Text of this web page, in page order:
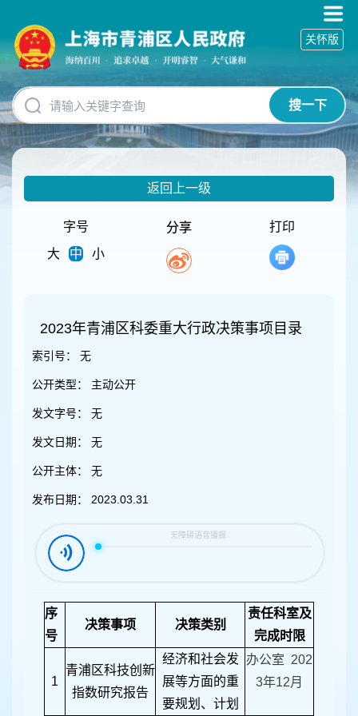
碍
操
明
跳
转
到
网
搜一下
关怀版
返回上一级
字号
大
中 小
分享 打印
2023年青浦区科委重大行政决策事项目录
索引号： 无
公开类型： 主动公开
发文字号： 无
发文日期： 无
公开主体： 无
发布日期： 2023.03.31
序
号
决策事项 决策类别
责任科室及
完成时限
1
青浦区科技创新
指数研究报告
经济和社会发
展等方面的重
要规划、计划
办公室 202
3年12月